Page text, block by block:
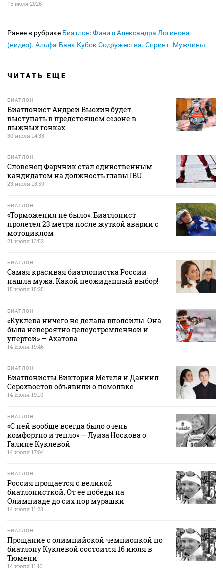
15 июля 2026
Ранее в рубрике Биатлон:Финиш Александра Логинова
(видео). Альфа-Банк Кубок Содружества. Спринт. Мужчины
ЧИТАТЬ ЕЩЕ
БИАТЛОН
Биатлонист Андрей Вьюхин будет
выступать в предстоящем сезоне в
лыжных гонках
30 июля 14:33
БИАТЛОН
Словенец Фарчник стал единственным
кандидатом на должность главы IBU
23 июля 13:59
БИАТЛОН
«Торможения не было». Биатлонист
пролетел 23 метра после жуткой аварии с
мотоциклом
21 июля 13:52
БИАТЛОН
Самая красивая биатлонистка России
нашла мужа. Какой неожиданный выбор!
15 июля 15:25
БИАТЛОН
«Куклева ничего не делала вполсилы. Она
была невероятно целеустремленной и
упертой» — Ахатова
14 июля 19:46
БИАТЛОН
Биатлонисты Виктория Метеля и Даниил
Серохвостов объявили о помолвке
14 июля 19:10
БИАТЛОН
«С ней вообще всегда было очень
комфортно и тепло» — Луиза Носкова о
Галине Куклевой
14 июля 17:04
БИАТЛОН
Россия прощается с великой
биатлонисткой. От ее победы на
Олимпиаде до сих пор мурашки
14 июля 11:28
БИАТЛОН
Прощание с олимпийской чемпионкой по
биатлону Куклевой состоится 16 июля в
Тюмени
14 июля 11:13